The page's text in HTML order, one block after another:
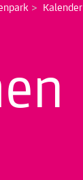
> Kalender